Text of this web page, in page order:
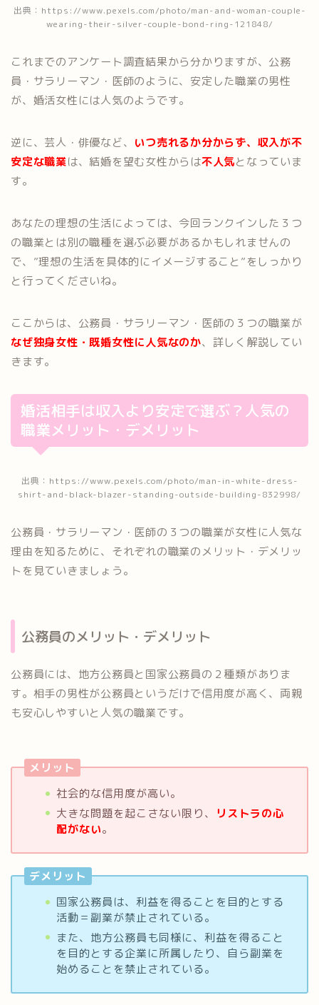
出典：https://www.pexels.com/photo/man-and-woman-couple-
wearing-their-silver-couple-bond-ring-121848/
これまでのアンケート調査結果から分かりますが、公務
員・サラリーマン・医師のように、安定した職業の男性
が、婚活女性には人気のようです。
逆に、芸人・俳優など、 いつ売れるか分からず、収入が不
安定な職業は、結婚を望む女性からは不人気となっていま
す。
あなたの理想の生活によっては、今回ランクインした３つ
の職業とは別の職種を選ぶ必要があるかもしれませんの
で、”理想の生活を具体的にイメージすること”をしっかり
と行ってくださいね。
ここからは、公務員・サラリーマン・医師の３つの職業が
なぜ独身女性・既婚女性に人気なのか、詳しく解説してい
きます。
婚活相手は収入より安定で選ぶ？人気の
職業メリット・デメリット
出典：https://www.pexels.com/photo/man-in-white-dress-
shirt-and-black-blazer-standing-outside-building-832998/
公務員・サラリーマン・医師の３つの職業が女性に人気な
理由を知るために、それぞれの職業のメリット・デメリッ
トを見ていきましょう。
公務員のメリット・デメリット
公務員には、地方公務員と国家公務員の２種類がありま
す。相手の男性が公務員というだけで信用度が高く、両親
も安心しやすいと人気の職業です。
メリット
社会的な信用度が高い。
大きな問題を起こさない限り、
リストラの心
配がない。
デメリット
国家公務員は、利益を得ることを目的とする
活動＝副業が禁止されている。
また、地方公務員も同様に、利益を得ること
を目的とする企業に所属したり、自ら副業を
始めることを禁止されている。